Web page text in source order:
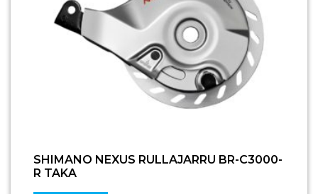
SHIMANO NEXUS RULLAJARRU BR-C3000-
R TAKA